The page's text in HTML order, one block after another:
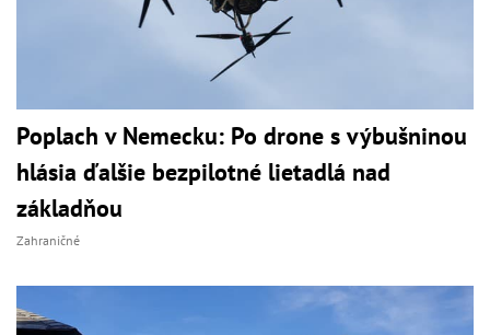
Poplach v Nemecku: Po drone s výbušninou
hlásia ďalšie bezpilotné lietadlá nad
základňou
Zahraničné